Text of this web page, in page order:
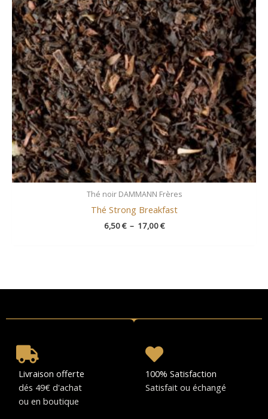
Thé noir DAMMANN Frères
Thé Strong Breakfast
6,50€ – 17,00€
Livraison offerte
dés 49€ d'achat
ou en boutique
100% Satisfaction
Satisfait ou échangé